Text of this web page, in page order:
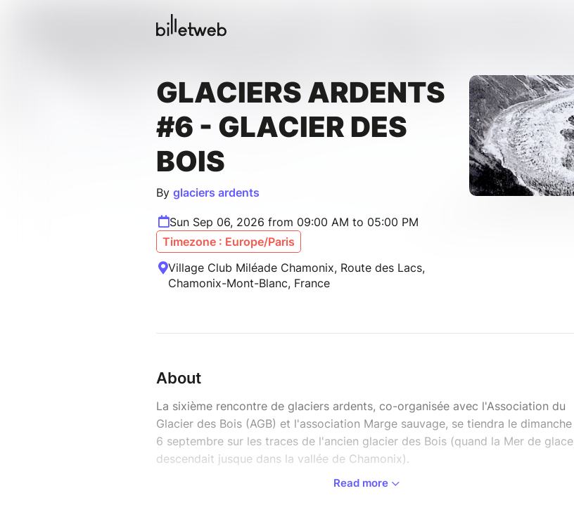
GLACIERS ARDENTS
#6 - GLACIER DES
BOIS
By glaciers ardents
Sun Sep 06, 2026 from 09:00 AM to 05:00 PM
Timezone : Europe/Paris
Village Club Miléade Chamonix, Route des Lacs,
Chamonix-Mont-Blanc, France
About
La sixième rencontre de glaciers ardents, co-organisée avec l'Association du
Glacier des Bois (AGB) et l'association Marge sauvage, se tiendra le dimanche
6 septembre sur les traces de l'ancien glacier des Bois (quand la Mer de glace
descendait jusque dans la vallée de Chamonix).
Read more